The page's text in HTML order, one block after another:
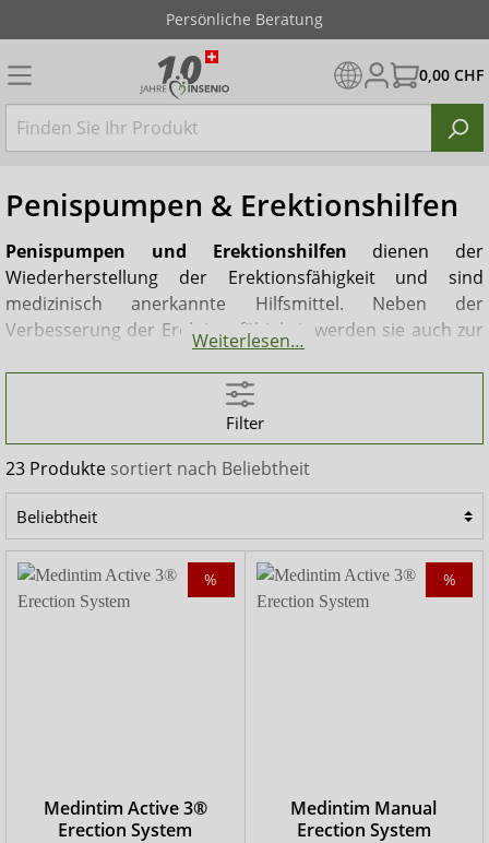
Persönliche Beratung
0,00 CHF
Penispumpen & Erektionshilfen
Penispumpen und Erektionshilfen dienen der
Wiederherstellung der Erektionsfähigkeit und sind
medizinisch anerkannte Hilfsmittel. Neben der
Verbesserung der Erektionsfähigkeit werden sie auch zur
Vorbeugung und Minderung von Inkontinenz empfohlen.
Der frühe Beginn eines Schwellkörpertrainings
(Penistraining) nach einer Prostata-Operation trägt
wesentlich zur Lebensqualität eines sexuell aktiven
Mannes bei. Bei rund 80 % der Patienten führt die
regelmäßige Anwendung einerPenispumpewieder zu
einer vollständigen Erektion. Die Anwendung einer
Penispumpe ist einfach, sicher und nahezu
nebenwirkungsfrei. Sie kann beliebig oft und über viele
Jahre hinweg erfolgen. INSENIO bietet drei verschiedene
Erektionspumpen bei erektiler Dysfunktion an. Jedes
Weiterlesen…
Filter
23 Produkte sortiert nach Beliebtheit
%
Medintim Active 3®
Erection System
%
Medintim Manual
Erection System